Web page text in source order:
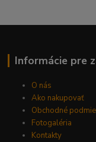
Informácie pre
O nás
Ako nakupovať
Obchodné
Fotogaléria
Kontakty